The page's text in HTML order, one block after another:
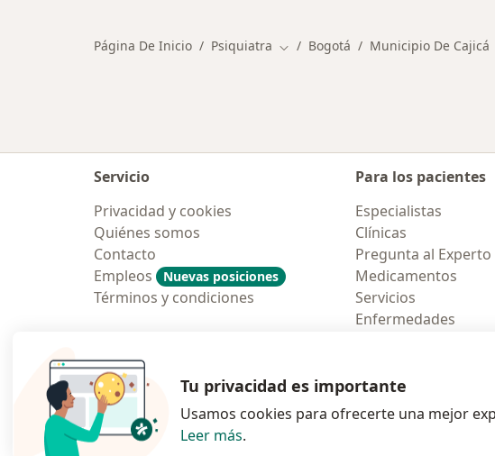
Página De Inicio Psiquiatra Cambiar de ciudad
Bogotá Municipio De Cajicá
Servicio
Privacidad y cookies
Quiénes somos
Contacto
Empleos
Nuevas posiciones
Términos y condiciones
Para los pacientes
Especialistas
Clínicas
Pregunta al Experto
Medicamentos
Servicios
Enfermedades
Polska se abre en
se
Tu privacidad es importante
Usamos cookies para ofrecerte una mejor
Leer más.